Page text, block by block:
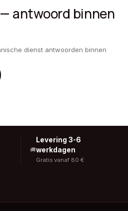
antwoord binnen
dienst antwoorden binnen
🚚
Levering 3-6
werkdagen
Gratis vanaf 80 €